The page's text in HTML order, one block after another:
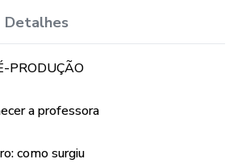
Detalhes
PRODUÇÃO
a professora
como surgiu